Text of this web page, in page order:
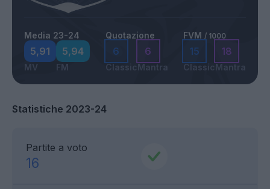
Media 23-24
5,91
MV
5,94
FM
Quotazione
6
Classic
6
Mantra
FVM / 1000
15
Classic
18
Mantra
Statistiche 2023-24
Partite a voto
16